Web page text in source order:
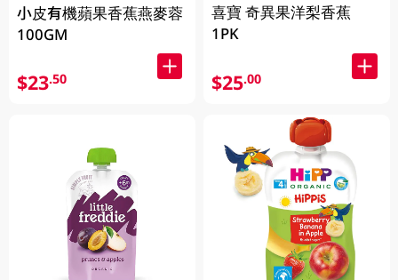
小皮有機蘋果香蕉燕麥蓉
100GM
$23.50
喜寶 奇異果洋梨香蕉
1PK
$25.00